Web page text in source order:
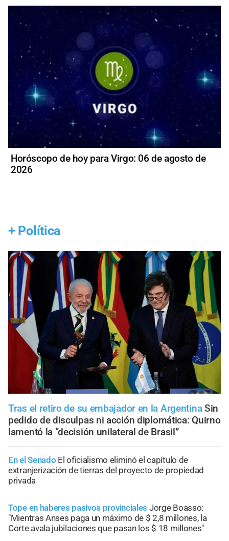
Horóscopo de hoy para Virgo: 06 de agosto de
2026
+ Política
Tras el retiro de su embajador en la Argentina Sin
pedido de disculpas ni acción diplomática: Quirno
lamentó la “decisión unilateral de Brasil”
En el Senado El oficialismo eliminó el capítulo de
extranjerización de tierras del proyecto de propiedad
privada
Tope en haberes pasivos provinciales Jorge Boasso:
"Mientras Anses paga un máximo de $ 2,8 millones, la
Corte avala jubilaciones que pasan los $ 18 millones"